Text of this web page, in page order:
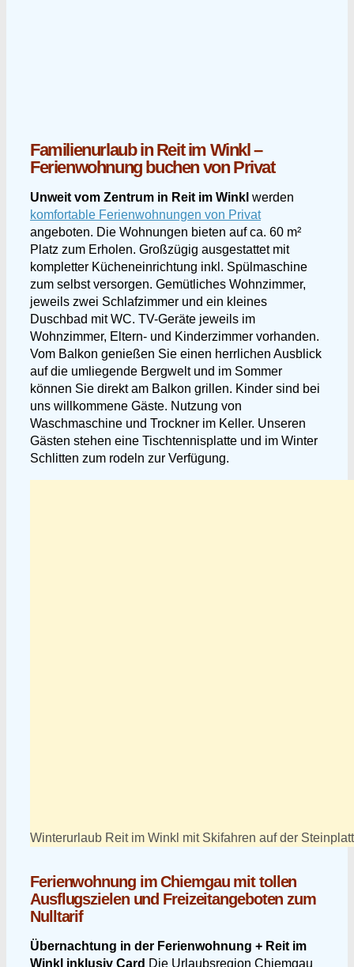
Familienurlaub in Reit im Winkl –
Ferienwohnung buchen von Privat
Unweit vom Zentrum in Reit im Winkl werden
komfortable Ferienwohnungen von Privat
angeboten. Die Wohnungen bieten auf ca. 60 m²
Platz zum Erholen. Großzügig ausgestattet mit
kompletter Kücheneinrichtung inkl. Spülmaschine
zum selbst versorgen. Gemütliches Wohnzimmer,
jeweils zwei Schlafzimmer und ein kleines
Duschbad mit WC. TV-Geräte jeweils im
Wohnzimmer, Eltern- und Kinderzimmer vorhanden.
Vom Balkon genießen Sie einen herrlichen Ausblick
auf die umliegende Bergwelt und im Sommer
können Sie direkt am Balkon grillen. Kinder sind bei
uns willkommene Gäste. Nutzung von
Waschmaschine und Trockner im Keller. Unseren
Gästen stehen eine Tischtennisplatte und im Winter
Schlitten zum rodeln zur Verfügung.
Winterurlaub Reit im Winkl mit Skifahren auf der
Ferienwohnung im Chiemgau mit tollen
Ausflugszielen und Freizeitangeboten zum
Nulltarif
Übernachtung in der Ferienwohnung + Reit im
Winkl inklusiv Card Die Urlaubsregion Chiemgau